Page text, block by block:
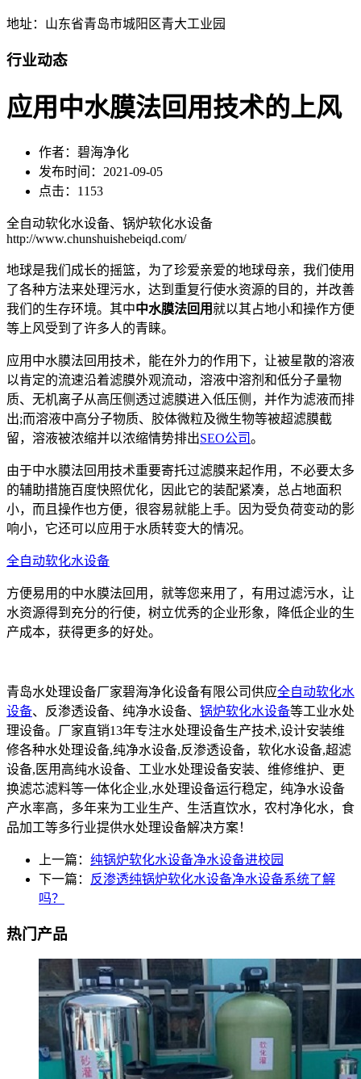
地址：山东省青岛市城阳区青大工业园
行业动态
应用中水膜法回用技术的上风
作者：碧海净化
发布时间：2021-09-05
点击：1153
全自动软化水设备、锅炉软化水设备
http://www.chunshuishebeiqd.com/
地球是我们成长的摇篮，为了珍爱亲爱的地球母亲，我们使用
了各种方法来处理污水，达到重复行使水资源的目的，并改善
我们的生存环境。其中中水膜法回用就以其占地小和操作方便
等上风受到了许多人的青睐。
应用中水膜法回用技术，能在外力的作用下，让被星散的溶液
以肯定的流速沿着滤膜外观流动，溶液中溶剂和低分子量物
质、无机离子从高压侧透过滤膜进入低压侧，并作为滤液而排
出;而溶液中高分子物质、胶体微粒及微生物等被超滤膜截
留，溶液被浓缩并以浓缩情势排出SEO公司。
由于中水膜法回用技术重要寄托过滤膜来起作用，不必要太多
的辅助措施百度快照优化，因此它的装配紧凑，总占地面积
小，而且操作也方便，很容易就能上手。因为受负荷变动的影
响小，它还可以应用于水质转变大的情况。
全自动软化水设备
方便易用的中水膜法回用，就等您来用了，有用过滤污水，让
水资源得到充分的行使，树立优秀的企业形象，降低企业的生
产成本，获得更多的好处。
青岛水处理设备厂家碧海净化设备有限公司供应全自动软化水
设备、反渗透设备、纯净水设备、 锅炉软化水设备等工业水处
理设备。厂家直销13年专注水处理设备生产技术,设计安装维
修各种水处理设备,纯净水设备,反渗透设备，软化水设备,超滤
设备,医用高纯水设备、工业水处理设备安装、维修维护、更
换滤芯滤料等一体化企业,水处理设备运行稳定，纯净水设备
产水率高，多年来为工业生产、生活直饮水，农村净化水，食
品加工等多行业提供水处理设备解决方案！
上一篇： 纯锅炉软化水设备净水设备进校园
下一篇：
反渗透纯锅炉软化水设备净水设备系统了解
吗？
热门产品